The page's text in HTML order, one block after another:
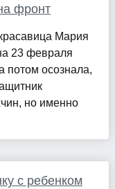
фронт
Мария
23 февраля
потом осознала,
но именно
с ребенком